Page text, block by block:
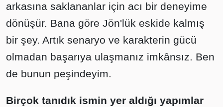
arkasına saklananlar için acı bir deneyime
dönüşür. Bana göre Jön'lük eskide kalmış
bir şey. Artık senaryo ve karakterin gücü
olmadan başarıya ulaşmanız imkânsız. Ben
de bunun peşindeyim.
Birçok tanıdık ismin yer aldığı yapımlar